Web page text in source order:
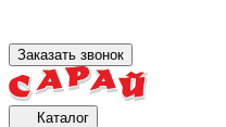
Заказать звонок
Каталог